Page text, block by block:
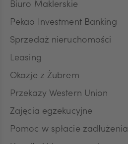
SEK
TRY
Biuro Maklerskie
Pekao Investment Banking
Sprzedaż nieruchomości
Leasing
Okazje z Żubrem
Przekazy Western Union
Zajęcia egzekucyjne
Pomoc w spłacie zadłużenia